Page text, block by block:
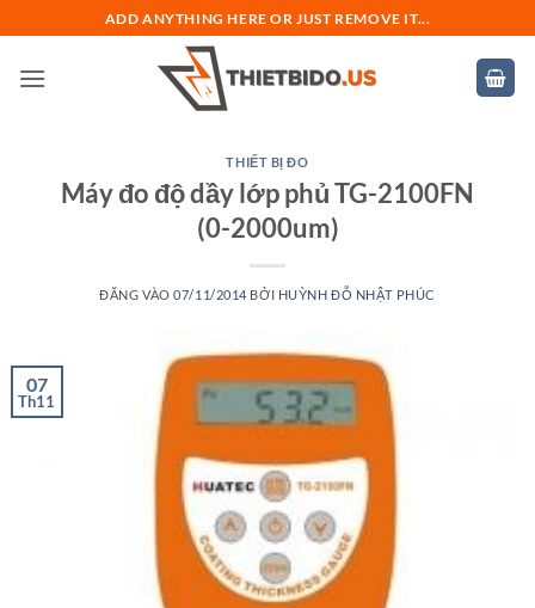
qua
nội
ADD ANYTHING HERE OR JUST REMOVE IT...
THIẾT BỊ ĐO
Máy đo độ dầy lớp phủ TG-2100FN
(0-2000um)
ĐĂNG VÀO07/11/2014 BỞI HUỲNH ĐỖ NHẬT PHÚC
07
Th11